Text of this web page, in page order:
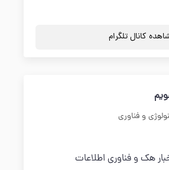
کانال تلگرام
و فناوری
هک و فناوری اطلاعات